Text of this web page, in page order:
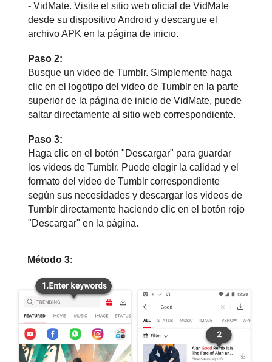
- VidMate. Visite el sitio web oficial de VidMate
desde su dispositivo Android y descargue el
archivo APK en la página de inicio.
Paso 2:
Busque un video de Tumblr. Simplemente haga
clic en el logotipo del video de Tumblr en la parte
superior de la página de inicio de VidMate, puede
saltar directamente al sitio web correspondiente.
Paso 3:
Haga clic en el botón "Descargar" para guardar
los videos de Tumblr. Puede elegir la calidad y el
formato del video de Tumblr correspondiente
según sus necesidades y descargar los videos de
Tumblr directamente haciendo clic en el botón rojo
"Descargar" en la página.
Método 3: